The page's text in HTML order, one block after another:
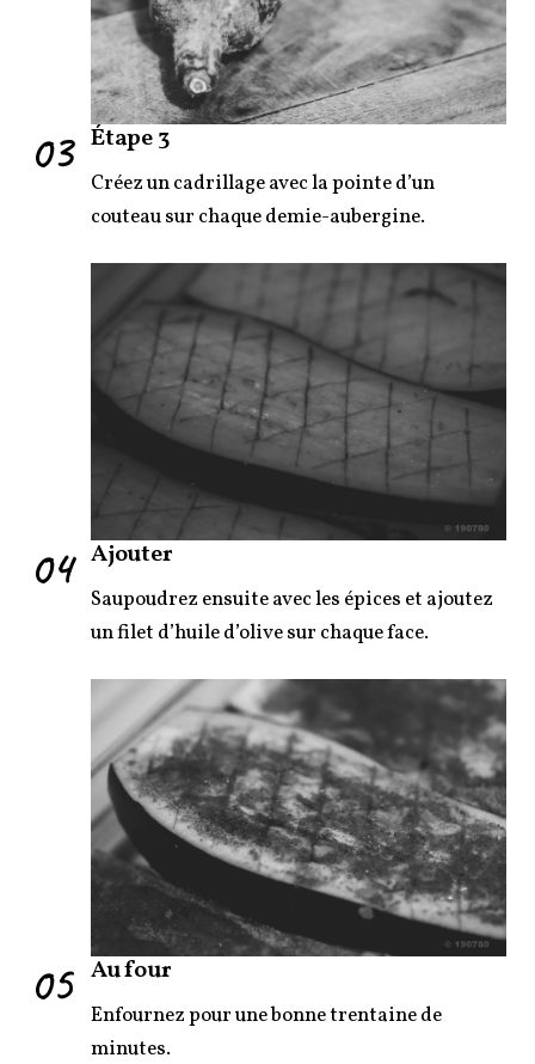
03 Étape 3
Créez un cadrillage avec la pointe d’un
couteau sur chaque demie-aubergine.
04 Ajouter
Saupoudrez ensuite avec les épices et ajoutez
un filet d’huile d’olive sur chaque face.
05 Au four
Enfournez pour une bonne trentaine de
minutes.